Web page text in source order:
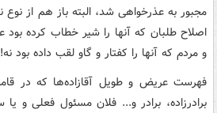
مجبور به عذرخواهی شد، البته باز هم از نوع
اصلاح طلبان که آنها را شیر خطاب کرده بود
و مردم که آنها را کفتار و گاو لقب داده بود نه!
فهرست عریض و طویل آقازاده‌ها که در قامت
برادرزاده، برادر و... فلان مسئول فعلی و